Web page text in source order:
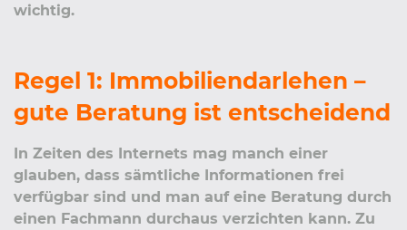
wichtig.
Regel 1: Immobiliendarlehen –
gute Beratung ist entscheidend
In Zeiten des Internets mag manch einer
glauben, dass sämtliche Informationen frei
verfügbar sind und man auf eine Beratung durch
einen Fachmann durchaus verzichten kann. Zu